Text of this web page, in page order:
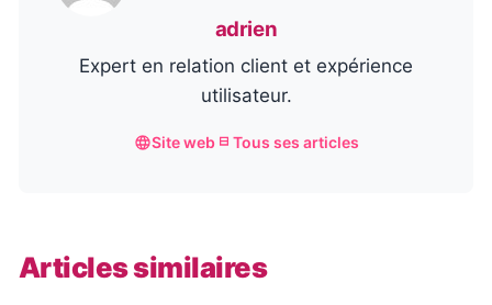
adrien
Expert en relation client et expérience
utilisateur.
Site web Tous ses articles
Articles similaires